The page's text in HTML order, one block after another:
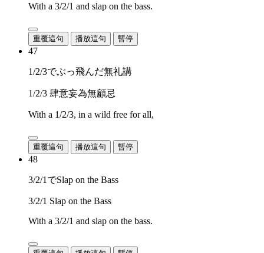
With a 3/2/1 and slap on the bass.
重覆這句 播放這句 暫停
47
1/2/3でぶっ飛んだ無礼講
1/2/3 肆意妄為無顧忌
With a 1/2/3, in a wild free for all,
重覆這句 播放這句 暫停
48
3/2/1でSlap on the Bass
3/2/1 Slap on the Bass
With a 3/2/1 and slap on the bass.